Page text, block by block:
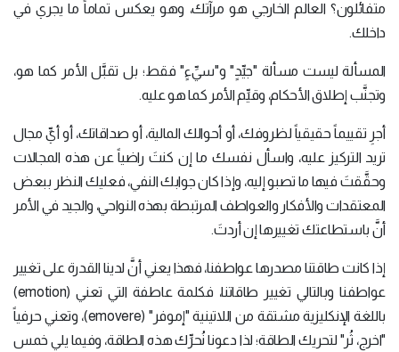
متفائلون؟ العالم الخارجي هو مرآتك، وهو يعكس تماماً ما يجري في
داخلك.
المسألة ليست مسألة "جيِّدٍ" و"سيِّءٍ" فقط؛ بل تقبَّل الأمر كما هو،
وتجنَّب إطلاق الأحكام، وقيِّم الأمر كما هو عليه.
أجرِ تقييماً حقيقياً لظروفك، أو أحوالك المالية، أو صداقاتك، أو أيِّ مجال
تريد التركيز عليه، واسأل نفسك ما إن كنتَ راضياً عن هذه المجالات
وحقَّقتَ فيها ما تصبو إليه، وإذا كان جوابك النفي، فعليك النظر ببعض
المعتقدات والأفكار والعواطف المرتبطة بهذه النواحي، والجيد في الأمر
أنَّ باستطاعتك تغييرها إن أردتَ.
إذا كانت طاقتنا مصدرها عواطفنا، فهذا يعني أنَّ لدينا القدرة على تغيير
عواطفنا وبالتالي تغيير طاقاتنا، فكلمة عاطفة التي تعني (emotion)
باللغة الإنكليزية مشتقة من اللاتينية "إموفر" (emovere)، وتعني حرفياً
"اخرج، ثُر" لتحريك الطاقة؛ لذا دعونا نُحرِّك هذه الطاقة، وفيما يلي خمس